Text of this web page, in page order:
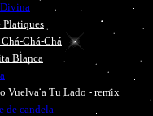
Platiques
Chá-Chá
Blanca
Vuelva a Tu Lado - remix
de candela